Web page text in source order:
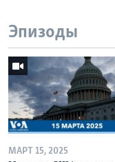
Эпизоды
МАРТ 15, 2025